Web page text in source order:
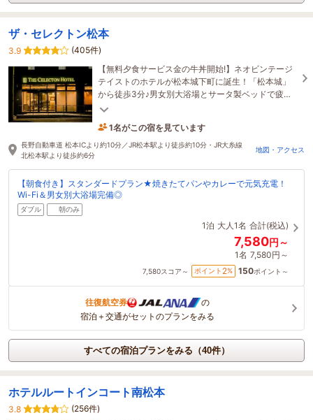
ザ・セレクトン松本
3.9
(405件)
【無料夕食サービス金の牛丼開始!】ネオビンテージ
テイストのホテルが松本城下町に誕生！「松本城」
から徒歩3分♪男女別大浴場とサータ製ベッドで疲れ
を癒せます。焼きたてパンや特製カレーも好評！
1名がこの宿を見ています
2時間前に予約されました
長野自動車道 松本ICより約10分／JR松本駅より徒歩約10分・JR大糸線
北松本駅より徒歩約6分
地図・アクセス
【朝食付き】スタンダードプラン★焼きたてパンやカレーで元気充電！
Wi-Fi＆男女別大浴場完備◎
ダブル 朝のみ
1泊 大人1名 合計(税込)
7,580円～
1名 7,580円～
7,580スコア～ ポイント 2% 150ポイント～
往復航空券
の
宿泊＋交通がセットのプランをみる
すべての宿泊プランをみる（40件）
ホテルルートインコート南松本
3.8
(256件)